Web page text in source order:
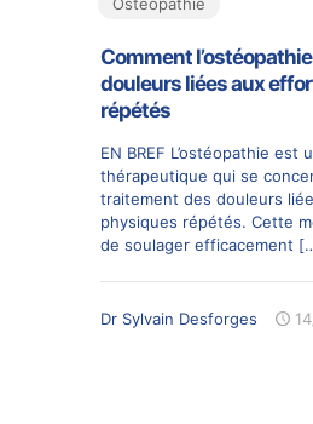
Comment
douleurs liées aux
répétés
EN BREF L’ostéopathie est
thérapeutique qui se
traitement des douleurs
physiques répétés. Cette
de soulager efficacement
Dr Sylvain Desforges